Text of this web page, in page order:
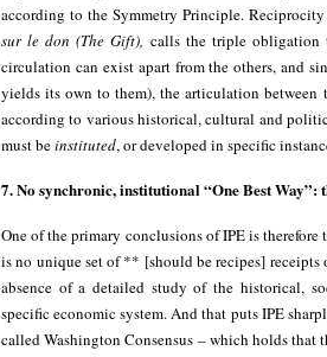
according to the Symmetry Principle.
sur le don (The Gift), calls the triple obligation
circulation can exist apart from the others, and
yields its own to them), the articulation
according to various historical, cultural and
must beinstituted, or developed in specific
7. No synchronic, institutional “One Best Way”:
One of the primary conclusions of IPE is therefore
is no unique set of ** [should be recipes]
absence of a detailed study of the historical,
specific economic system. And that puts IPE
called Washington Consensus – which holds that